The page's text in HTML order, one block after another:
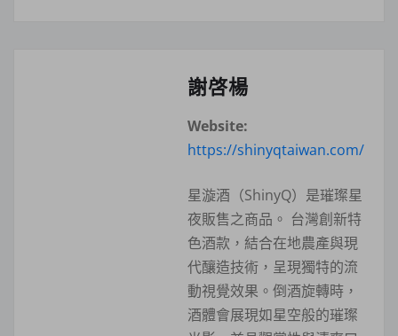
謝啓楊
Website:
https://shinyqtaiwan.com/
星漩酒（ShinyQ）是璀璨星
夜販售之商品。 台灣創新特
色酒款，結合在地農產與現
代釀造技術，呈現獨特的流
動視覺效果。倒酒旋轉時，
酒體會展現如星空般的璀璨